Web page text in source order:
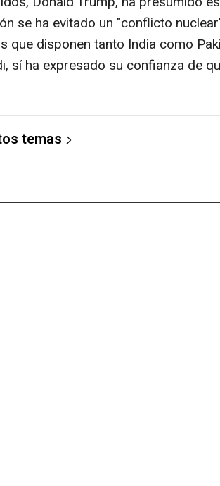
se ha evitado un "conflicto
que disponen tanto India como
sí ha expresado su confianza de
temas